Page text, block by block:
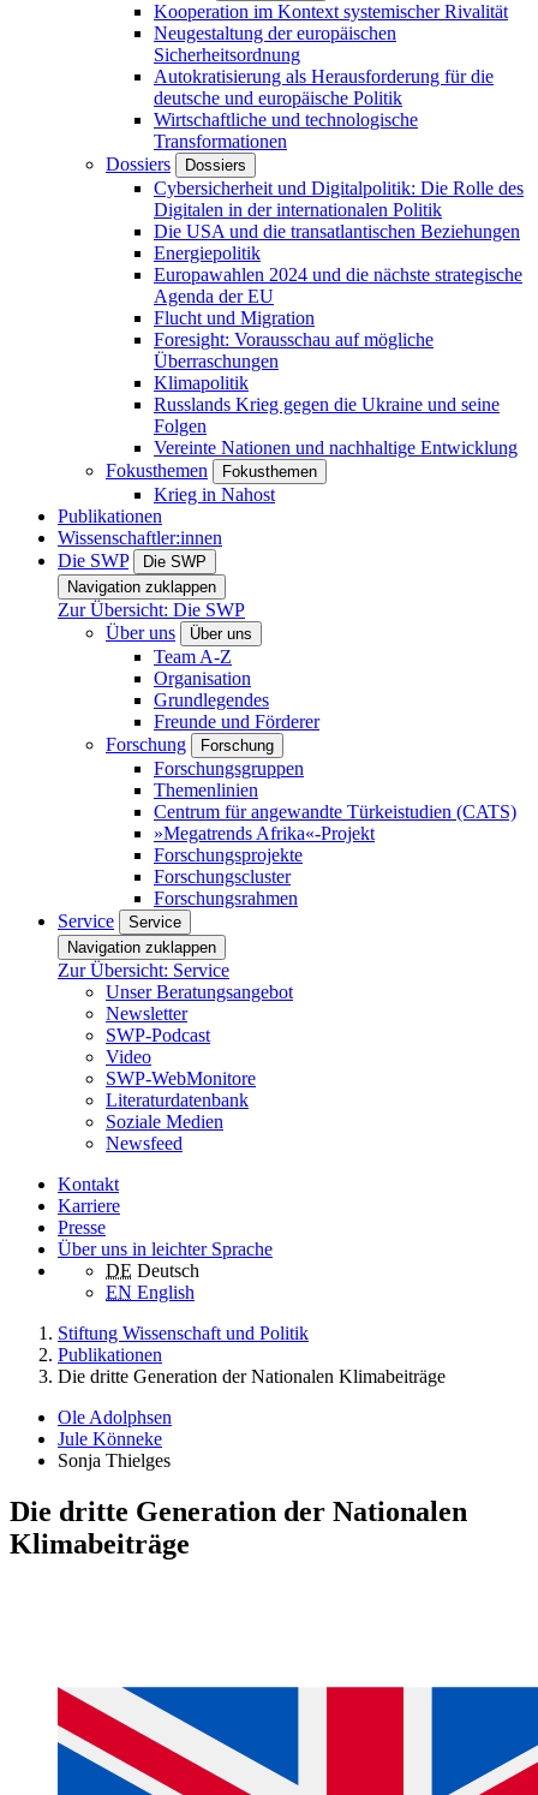
Kooperation im Kontext systemischer Rivalität
Neugestaltung der europäischen
Sicherheitsordnung
Autokratisierung als Herausforderung für die
deutsche und europäische Politik
Wirtschaftliche und technologische
Transformationen
Dossiers
Dossiers
Cybersicherheit und Digitalpolitik: Die Rolle des
Digitalen in der internationalen Politik
Die USA und die transatlantischen Beziehungen
Energiepolitik
Europawahlen 2024 und die nächste strategische
Agenda der EU
Flucht und Migration
Foresight: Vorausschau auf mögliche
Überraschungen
Klimapolitik
Russlands Krieg gegen die Ukraine und seine
Folgen
Vereinte Nationen und nachhaltige Entwicklung
Fokusthemen
Fokusthemen
Krieg in Nahost
Publikationen
Wissenschaftler:innen
Die SWP
Die SWP
Navigation zuklappen
Zur Übersicht: Die SWP
Über uns
Über uns
Team A-Z
Organisation
Grundlegendes
Freunde und Förderer
Forschung
Forschung
Forschungsgruppen
Themenlinien
Centrum für angewandte Türkeistudien (CATS)
»Megatrends Afrika«-Projekt
Forschungsprojekte
Forschungscluster
Forschungsrahmen
Service
Service
Navigation zuklappen
Zur Übersicht: Service
Unser Beratungsangebot
Newsletter
SWP-Podcast
Video
SWP-WebMonitore
Literaturdatenbank
Soziale Medien
Newsfeed
Kontakt
Karriere
Presse
Über uns in leichter Sprache
DE Deutsch
EN English
Stiftung Wissenschaft und Politik
Publikationen
Die dritte Generation der Nationalen Klimabeiträge
Ole Adolphsen
Jule Könneke
Sonja Thielges
Die dritte Generation der Nationalen
Klimabeiträge